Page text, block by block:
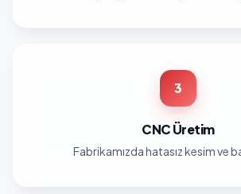
3
CNC Üretim
Fabrikamızda hatasız kesim ve